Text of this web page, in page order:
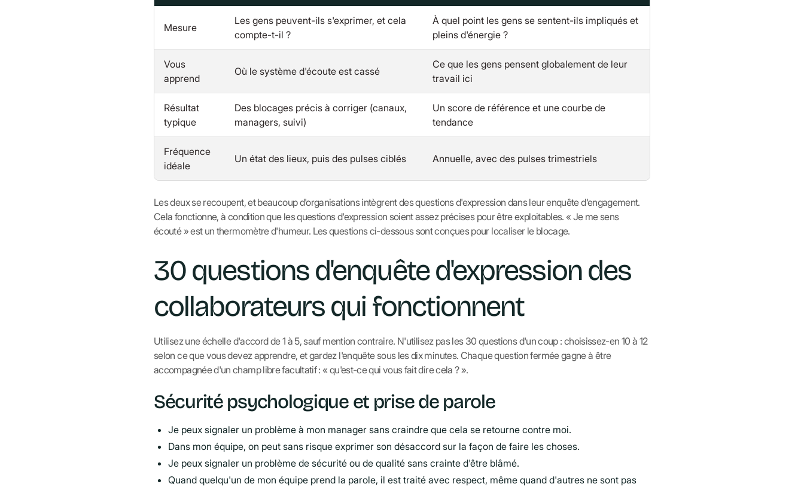
Mesure
Les gens peuvent-ils s'exprimer, et cela
compte-t-il ?
À quel point les gens se sentent-ils impliqués et
pleins d'énergie ?
Vous
apprend
Où le système d'écoute est cassé
Ce que les gens pensent globalement de leur
travail ici
Résultat
typique
Des blocages précis à corriger (canaux,
managers, suivi)
Un score de référence et une courbe de
tendance
Fréquence
idéale
Un état des lieux, puis des pulses ciblés Annuelle, avec des pulses trimestriels
Les deux se recoupent, et beaucoup d'organisations intègrent des questions d'expression dans leur enquête d'engagement.
Cela fonctionne, à condition que les questions d'expression soient assez précises pour être exploitables. « Je me sens
écouté » est un thermomètre d'humeur. Les questions ci-dessous sont conçues pour localiser le blocage.
30 questions d'enquête d'expression des
collaborateurs qui fonctionnent
Utilisez une échelle d'accord de 1 à 5, sauf mention contraire. N'utilisez pas les 30 questions d'un coup : choisissez-en 10 à 12
selon ce que vous devez apprendre, et gardez l'enquête sous les dix minutes. Chaque question fermée gagne à être
accompagnée d'un champ libre facultatif : « qu'est-ce qui vous fait dire cela ? ».
Sécurité psychologique et prise de parole
Je peux signaler un problème à mon manager sans craindre que cela se retourne contre moi.
Dans mon équipe, on peut sans risque exprimer son désaccord sur la façon de faire les choses.
Je peux signaler un problème de sécurité ou de qualité sans crainte d'être blâmé.
Quand quelqu'un de mon équipe prend la parole, il est traité avec respect, même quand d'autres ne sont pas